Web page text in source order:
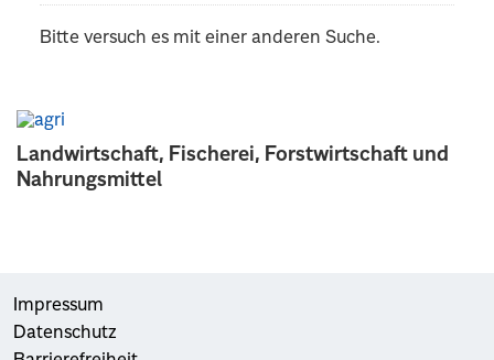
Landwirtschaft, Fischerei, Forstwirtschaft und
Nahrungsmittel
Bitte versuch es mit einer anderen Suche.
Impressum
Datenschutz